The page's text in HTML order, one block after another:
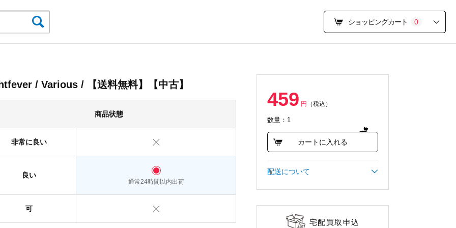
ショッピングカート 0
459 円 （税込）
数量：1
カートに入れる
配送について
宅配買取申込
/ Various / 【送料無料】【中古】
商品状態
非常に良い
良い
通常24時間以内出荷
可